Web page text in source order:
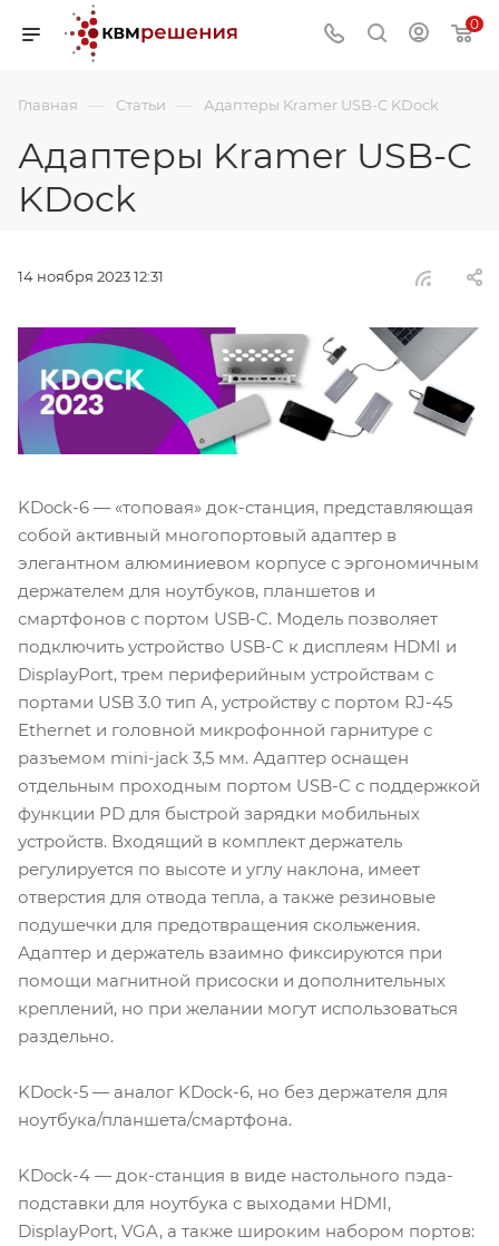
0
Главная — Статьи — Адаптеры Kramer USB-C KDock
Адаптеры Kramer USB-C
KDock
14 ноября 2023 12:31
KDock-6 — «топовая» док-станция, представляющая
собой активный многопортовый адаптер в
элегантном алюминиевом корпусе с эргономичным
держателем для ноутбуков, планшетов и
смартфонов с портом USB-C. Модель позволяет
подключить устройство USB-C к дисплеям HDMI и
DisplayPort, трем периферийным устройствам с
портами USB 3.0 тип А, устройству с портом RJ-45
Ethernet и головной микрофонной гарнитуре с
разъемом mini-jack 3,5 мм. Адаптер оснащен
отдельным проходным портом USB-C с поддержкой
функции PD для быстрой зарядки мобильных
устройств. Входящий в комплект держатель
регулируется по высоте и углу наклона, имеет
отверстия для отвода тепла, а также резиновые
подушечки для предотвращения скольжения.
Адаптер и держатель взаимно фиксируются при
помощи магнитной присоски и дополнительных
креплений, но при желании могут использоваться
раздельно.
KDock-5 — аналог KDock-6, но без держателя для
ноутбука/планшета/смартфона.
KDock-4 — док-станция в виде настольного пэда-
подставки для ноутбука с выходами HDMI,
DisplayPort, VGA, а также широким набором портов: